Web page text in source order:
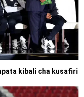
kibali cha kusafiri